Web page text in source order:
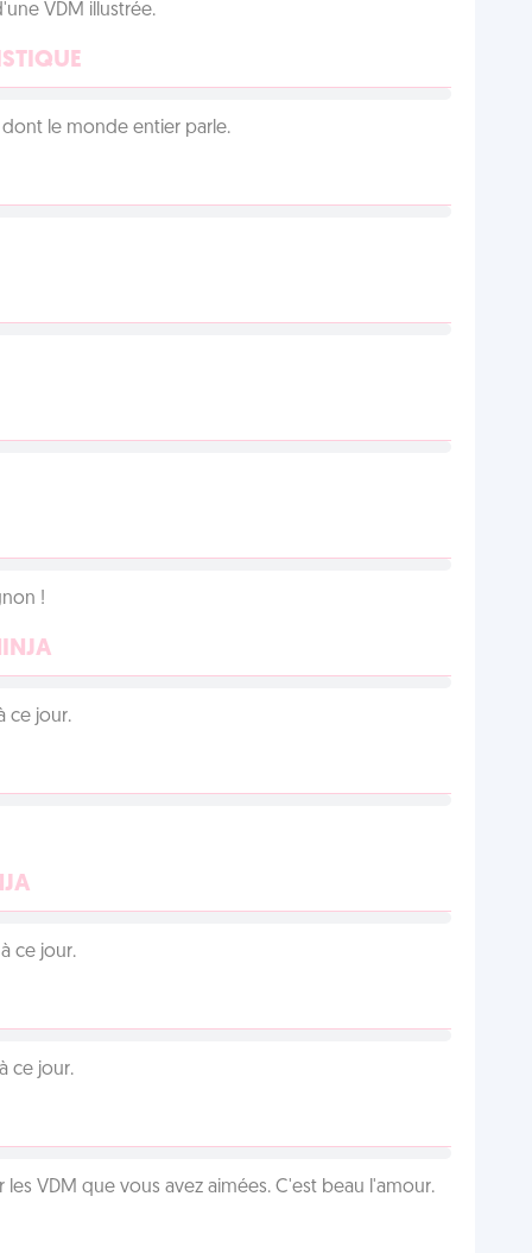
VDM illustrée.
dont le monde entier parle.
!
ce jour.
ce jour.
ce jour.
VDM que vous avez aimées. C'est beau l'amour.